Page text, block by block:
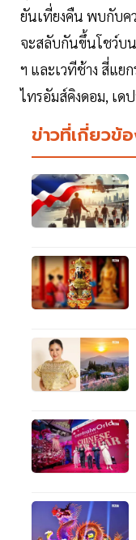
ยันเที่ยงคืน พบกับค
จะสลับกันขึ้นโชว์บ
ฯ และเวทีช้าง สี่แย
ไทรอัมส์คิงดอม, เด
ข่าวที่เกี่ยวข้